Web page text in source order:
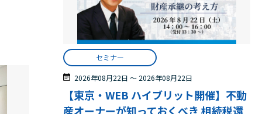
セミナー
2026年08月22日 〜 2026年08月22日
【東京・WEB ハイブリット開催】不動
産オーナーが知っておくべき 相続税還